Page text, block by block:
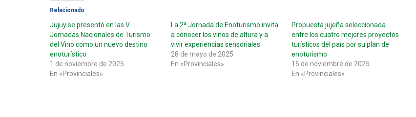
Relacionado
Jujuy se presentó en las V
Jornadas Nacionales de Turismo
del Vino como un nuevo destino
enoturístico
1 de noviembre de 2025
En «Provinciales»
La 2ª Jornada de Enoturismo invita
a conocer los vinos de altura y a
vivir experiencias sensoriales
28 de mayo de 2025
En «Provinciales»
Propuesta jujeña seleccionada
entre los cuatro mejores proyectos
turísticos del país por su plan de
enoturismo
15 de noviembre de 2025
En «Provinciales»